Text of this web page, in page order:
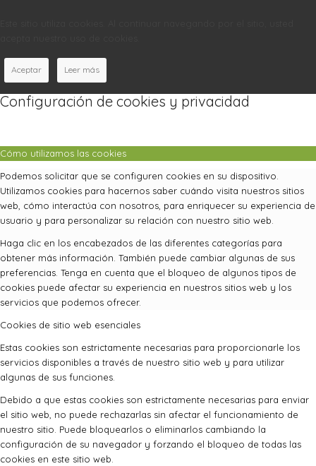
Aceptar Leer más
Configuración de cookies y privacidad
Cómo utilizamos las cookies
Podemos solicitar que se configuren cookies en su dispositivo.
Utilizamos cookies para hacernos saber cuándo visita nuestros sitios
web, cómo interactúa con nosotros, para enriquecer su experiencia de
usuario y para personalizar su relación con nuestro sitio web.
Haga clic en los encabezados de las diferentes categorías para
obtener más información. También puede cambiar algunas de sus
preferencias. Tenga en cuenta que el bloqueo de algunos tipos de
cookies puede afectar su experiencia en nuestros sitios web y los
servicios que podemos ofrecer.
Cookies de sitio web esenciales
Estas cookies son estrictamente necesarias para proporcionarle los
servicios disponibles a través de nuestro sitio web y para utilizar
algunas de sus funciones.
Debido a que estas cookies son estrictamente necesarias para enviar
el sitio web, no puede rechazarlas sin afectar el funcionamiento de
nuestro sitio. Puede bloquearlos o eliminarlos cambiando la
configuración de su navegador y forzando el bloqueo de todas las
cookies en este sitio web.